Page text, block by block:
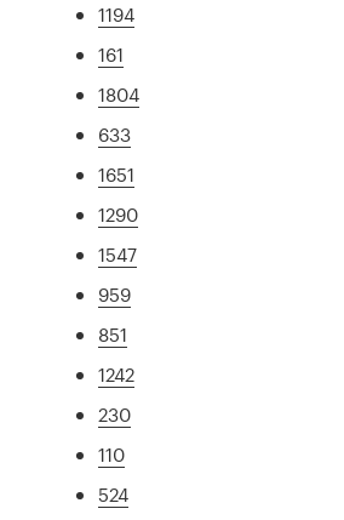
1194
161
1804
633
1651
1290
1547
959
851
1242
230
110
524